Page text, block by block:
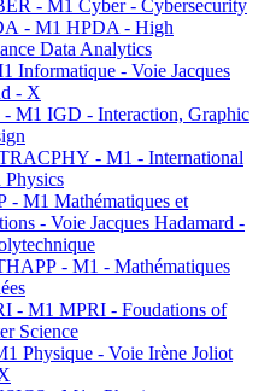
- M1 Cyber - Cybersecurity
- M1 HPDA - High
Data Analytics
Informatique - Voie Jacques
- X
M1 IGD - Interaction, Graphic
- M1 - International
Physics
- M1 Mathématiques et
- Voie Jacques Hadamard -
- M1 - Mathématiques
- M1 MPRI - Foudations of
Science
Physique - Voie Irène Joliot